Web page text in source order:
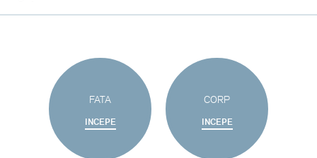
FATA
INCEPE
CORP
INCEPE